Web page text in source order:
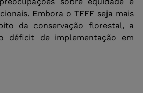
Embora o TFFF seja mais
da conservação florestal, a
déficit de implementação em